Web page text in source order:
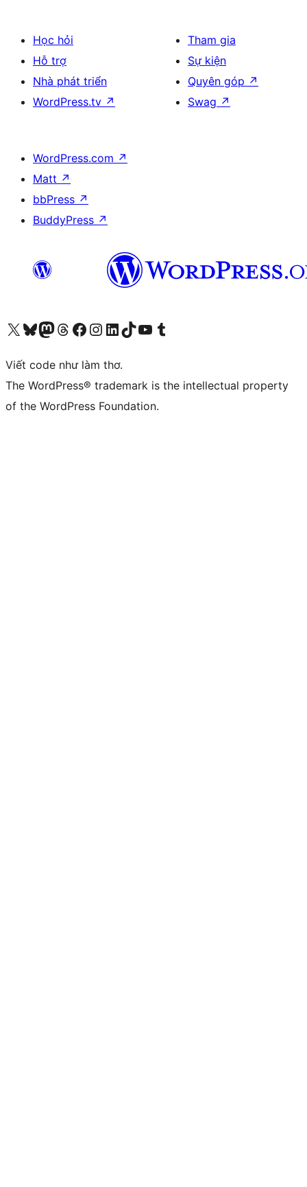
Học hỏi
Hỗ trợ
Nhà phát triển
WordPress.tv ↗
Tham gia
Sự kiện
Quyên góp ↗
Swag ↗
WordPress.com ↗
Matt ↗
bbPress ↗
BuddyPress ↗
Truy cập tài khoản X (trước đây là Twitter) của chúng tôiVisit our Bluesky account
Visit our Mastodon account
Visit our Threads account
Xem trang Facebook của chúng tôiTruy cập tài khoản Instagram của chúng tôiTruy cập tài khoản LinkedIn của chúng tôiVisit our TikTok account
Truy cập kênh YouTube của chúng tôi Visit our Tumblr account
Viết code như làm thơ.
The WordPress® trademark is the intellectual property
of the WordPress Foundation.